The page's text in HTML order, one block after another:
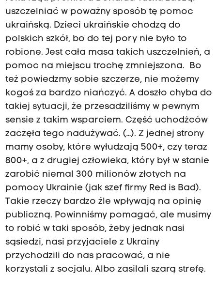
uszczelniać w poważny sposób tę pomoc
ukraińską. Dzieci ukraińskie chodzą do
polskich szkół, bo do tej pory nie było to
robione. Jest cała masa takich uszczelnień, a
pomoc na miejscu trochę zmniejszona. Bo
też powiedzmy sobie szczerze, nie możemy
kogoś za bardzo niańczyć. A doszło chyba do
takiej sytuacji, że przesadziliśmy w pewnym
sensie z takim wsparciem. Część uchodźców
zaczęła tego nadużywać. (…). Z jednej strony
mamy osoby, które wyłudzają 500+, czy teraz
800+, a z drugiej człowieka, który był w stanie
zarobić niemal 300 milionów złotych na
pomocy Ukrainie (jak szef firmy Red is Bad).
Takie rzeczy bardzo źle wpływają na opinię
publiczną. Powinniśmy pomagać, ale musimy
to robić w taki sposób, żeby jednak nasi
sąsiedzi, nasi przyjaciele z Ukrainy
przychodzili do nas pracować, a nie
korzystali z socjalu. Albo zasilali szarą strefę.